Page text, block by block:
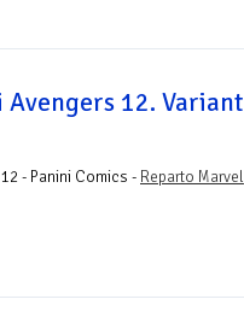
12. Variant
- Panini Comics - Reparto Marvel